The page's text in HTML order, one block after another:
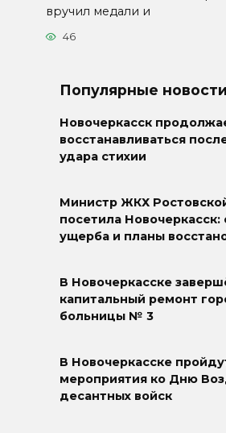
вручил медали и
46
Популярные новости
Новочеркасск
восстанавливаться
удара стихии
Министр ЖКХ
посетила Новочеркасск:
ущерба и планы
В Новочеркасске
капитальный ремонт
больницы № 3
В Новочеркасске
мероприятия ко Дню
десантных войск